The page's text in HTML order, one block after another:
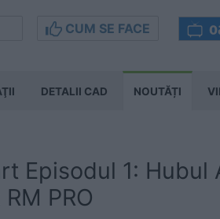
CUM SE FACE
DETALII CAD NOUTĂȚI
Episodul 1: Hubul
PRO